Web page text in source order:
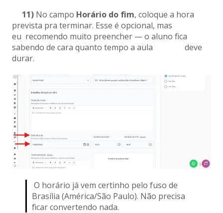
11) No campo Horário do fim, coloque a hora
prevista pra terminar. Esse é opcional, mas
eu recomendo muito preencher — o aluno fica
sabendo de cara quanto tempo a aula deve
durar.
O horário já vem certinho pelo fuso de
Brasília (América/São Paulo). Não precisa
ficar convertendo nada.